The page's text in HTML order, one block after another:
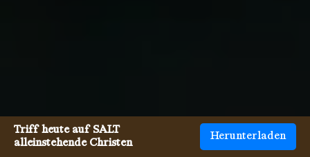
Triff heute auf SALT
alleinstehende Christen
Herunterladen